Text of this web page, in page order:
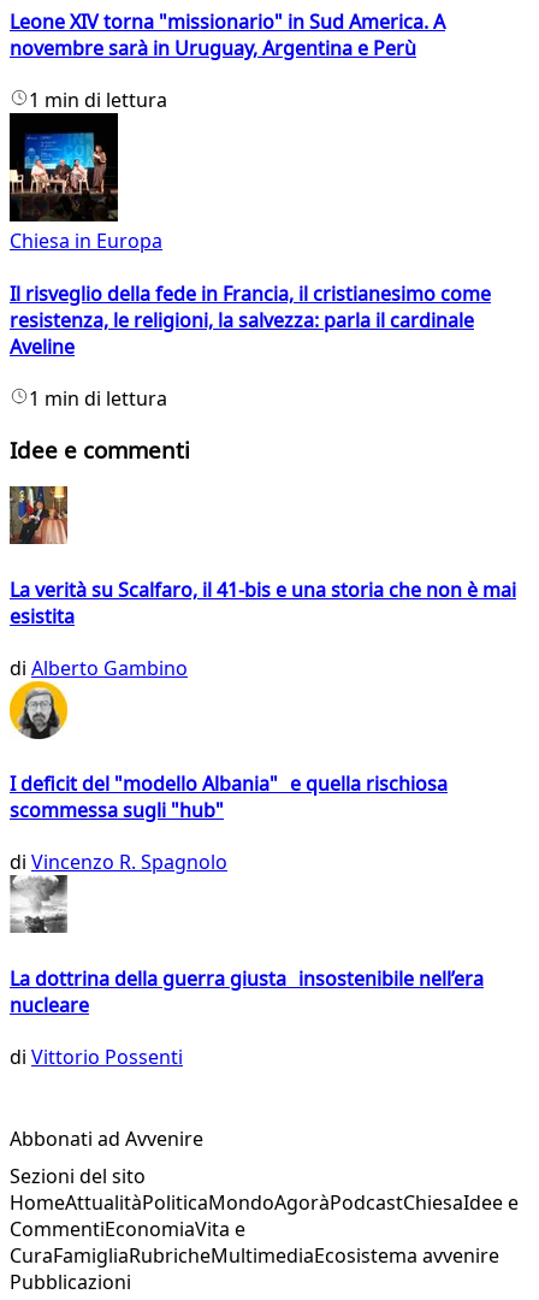
Leone XIV torna "missionario" in Sud America. A
novembre sarà in Uruguay, Argentina e Perù
1 min di lettura
Chiesa in Europa
Il risveglio della fede in Francia, il cristianesimo come
resistenza, le religioni, la salvezza: parla il cardinale
Aveline
1 min di lettura
Idee e commenti
La verità su Scalfaro, il 41-bis e una storia che non è mai
esistita
di Alberto Gambino
I deficit del "modello Albania" e quella rischiosa
scommessa sugli "hub"
di Vincenzo R. Spagnolo
La dottrina della guerra giusta insostenibile nell’era
nucleare
di Vittorio Possenti
Abbonati ad Avvenire
Sezioni del sito
HomeAttualitàPoliticaMondoAgoràPodcastChiesaIdee e
CommentiEconomiaVita e
CuraFamigliaRubricheMultimediaEcosistema avvenire
Pubblicazioni